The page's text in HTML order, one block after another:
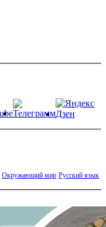
Окружающий мир Русский язык